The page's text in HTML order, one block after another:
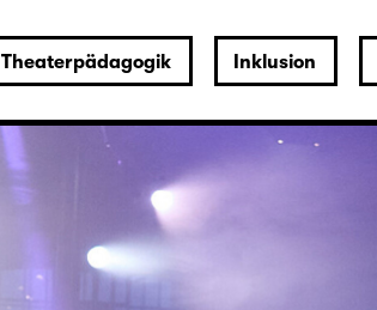
Theaterpädagogik Inklusion